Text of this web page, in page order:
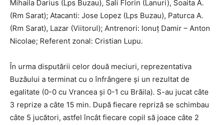
Mihaila Darius (Lps Buzau), Sali Florin (Lanuri), Soaita A.
(Rm Sarat); Atacanti: Jose Lopez (Lps Buzau), Paturca A.
(Rm Sarat), Lazar (Viitorul); Antrenori: Ionuț Damir – Anton
Nicolae; Referent zonal: Cristian Lupu.
În urma disputării celor două meciuri, reprezentativa
Buzăului a terminat cu o înfrângere și un rezultat de
egalitate (0-0 cu Vrancea și 0-1 cu Brăila). S-au jucat câte
3 reprize a câte 15 min. După fiecare repriză se schimbau
câte 5 jucători, astfel încât fiecare copil să joace câte 2